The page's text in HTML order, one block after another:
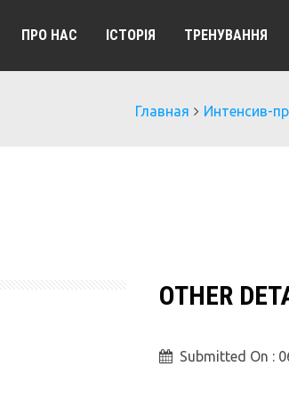
ПРО НАС ІСТОРІЯ ТРЕНУВАННЯ
Главная Интенсив-
OTHER
Submitted On :